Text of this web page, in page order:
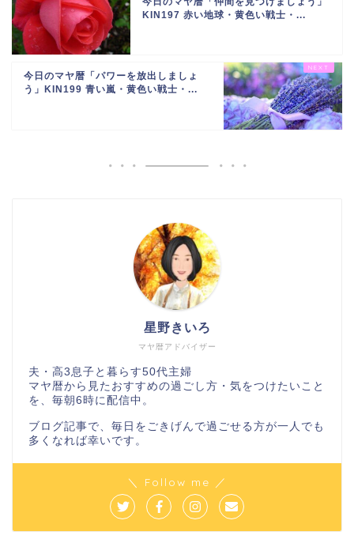
KIN197 赤い地球・黄色い戦士・...
今日のマヤ暦「パワーを放出しましょ
う」KIN199 青い嵐・黄色い戦士・...
マヤ暦アドバイザー
星野きいろ
夫・高3息子と暮らす50代主婦
マヤ暦から見たおすすめの過ごし方・気をつけたいこと
を、毎朝6時に配信中。
ブログ記事で、毎日をごきげんで過ごせる方が一人でも
多くなれば幸いです。
＼ Follow me ／